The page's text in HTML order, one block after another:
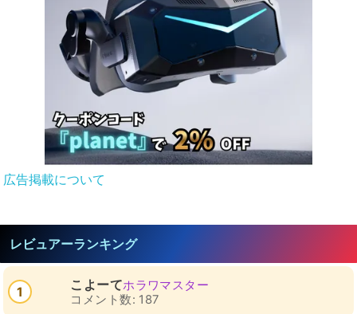
広告掲載について
レビュアーランキング
1 こよーてホラワマスター
コメント数: 187